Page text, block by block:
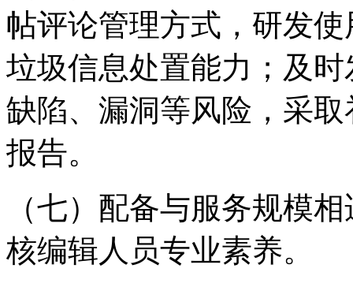
帖评论管理方式，研发
垃圾信息处置能力；及
缺陷、漏洞等风险，采
报告。
（七）配备与服务规模
核编辑人员专业素养。